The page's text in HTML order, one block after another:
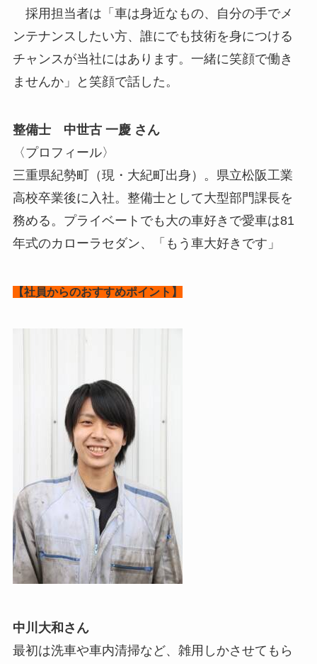
採用担当者は「車は身近なもの、自分の手でメ
ンテナンスしたい方、誰にでも技術を身につける
チャンスが当社にはあります。一緒に笑顔で働き
ませんか」と笑顔で話した。
整備士 中世古 一慶 さん
〈プロフィール〉
三重県紀勢町（現・大紀町出身）。県立松阪工業
高校卒業後に入社。整備士として大型部門課長を
務める。プライベートでも大の車好きで愛車は81
年式のカローラセダン、「もう車大好きです」
【社員からのおすすめポイント】
中川大和さん
最初は洗車や車内清掃など、雑用しかさせてもら